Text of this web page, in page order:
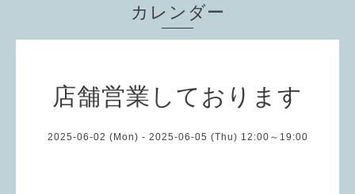
カレンダー
店舗営業しております
2025-06-02 (Mon) - 2025-06-05 (Thu) 12:00～19:00